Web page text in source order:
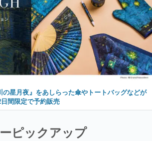
の星月夜』をあしらった傘やトートバッグなどが
間限定で予約販売
ピックアップ